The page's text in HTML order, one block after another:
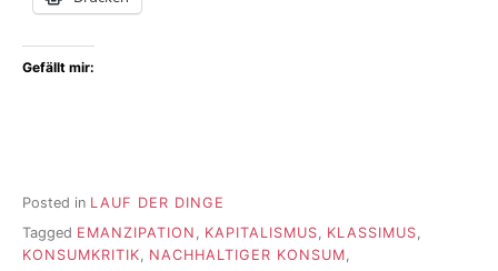
Gefällt mir:
Posted in LAUF DER DINGE
Tagged EMANZIPATION KAPITALISMUS KLASSIMUS
KONSUMKRITIK
NACHHALTIGER KONSUM